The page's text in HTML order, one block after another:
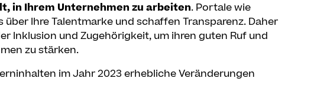
in Ihrem Unternehmen zu arbeiten. Portale wie
Ihre Talentmarke und schaffen Transparenz. Daher
Inklusion und Zugehörigkeit, um ihren guten Ruf und
zu stärken.
im Jahr 2023 erhebliche Veränderungen